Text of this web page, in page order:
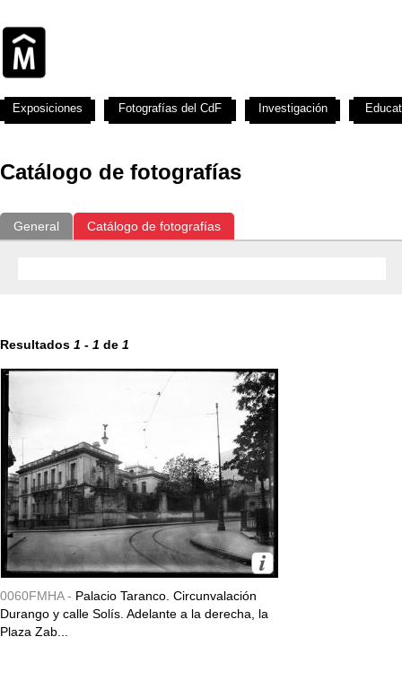
Catálogo de fotografías
General Catálogo de fotografías
Resultados 1 - 1 de 1
0060FMHA - Palacio Taranco. Circunvalación
Durango y calle Solís. Adelante a la derecha, la
Plaza Zab...
Exposiciones Fotografías del CdF Investigación